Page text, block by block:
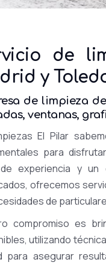
de
y
de limpieza
ventanas,
El Pilar
para
experiencia y un
ofrecemos
de
compromiso es
utilizando
para asegurar